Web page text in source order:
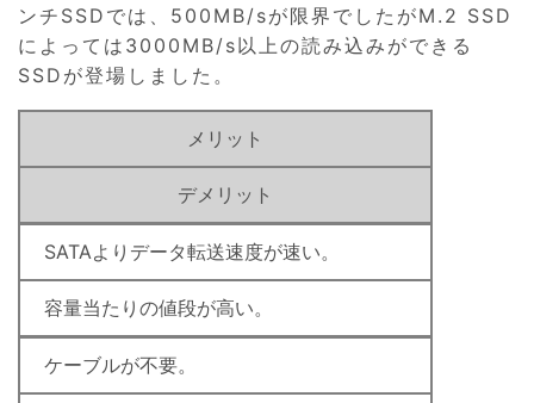
ンチSSDでは、500MB/sが限界でしたがM.2 SSD
によっては3000MB/s以上の読み込みができる
SSDが登場しました。
メリット
デメリット
SATAよりデータ転送速度が速い。
容量当たりの値段が高い。
ケーブルが不要。